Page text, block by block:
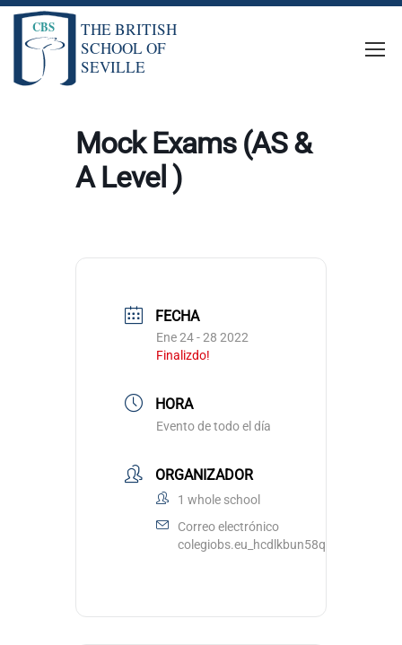
Mock Exams (AS &
A Level )
FECHA
Ene 24 - 28 2022
Finalizdo!
HORA
Evento de todo el día
ORGANIZADOR
1 whole school
Correo electrónico